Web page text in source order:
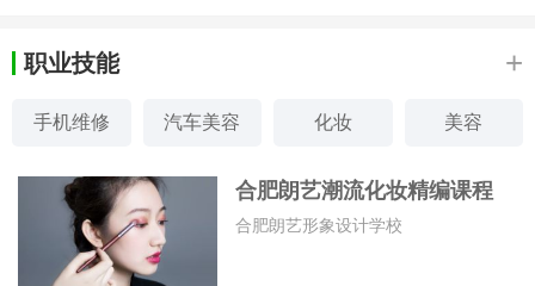
职业技能 +
手机维修 汽车美容 化妆 美容
美甲 挖掘机 服装设计 形象设计
合肥朗艺潮流化妆精编课程
合肥朗艺形象设计学校